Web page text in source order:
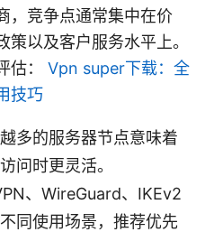
，竞争点通常集中在价
以及客户服务水平上。
估： Vpn super下载：全
技巧
多的服务器节点意味着
问时更灵活。
、WireGuard、IKEv2
同使用场景，推荐优先